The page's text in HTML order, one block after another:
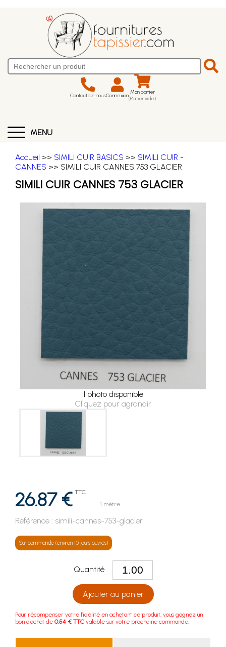
Contactez-nousConnexion Mon panier
(Panier vide)
MENU
Accueil >> SIMILI CUIR BASICS >> SIMILI CUIR -
CANNES >> SIMILI CUIR CANNES 753 GLACIER
SIMILI CUIR CANNES 753 GLACIER
1 photo disponible
Cliquez pour agrandir
26.87 € TTC
1 mètre
Référence : simili-cannes-753-glacier
Sur commande (environ 10 jours ouvrés)
Quantité
Ajouter au panier
Pour récompenser votre fidélité en achetant ce produit, vous gagnez un
bon d'achat de 0.54 € TTC valable sur votre prochaine commande.